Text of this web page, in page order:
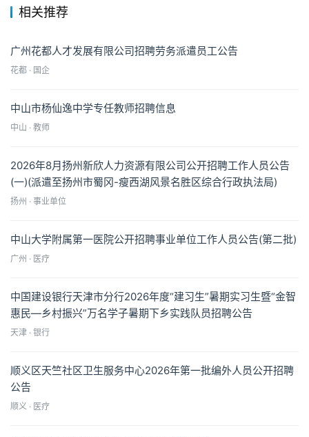
相关推荐
广州花都人才发展有限公司招聘劳务派遣员工公告
花都 · 国企
中山市杨仙逸中学专任教师招聘信息
中山 · 教师
2026年8月扬州新欣人力资源有限公司公开招聘工作人员公告
(一)(派遣至扬州市蜀冈-瘦西湖风景名胜区综合行政执法局)
扬州 · 事业单位
中山大学附属第一医院公开招聘事业单位工作人员公告(第二批)
广州 · 医疗
中国建设银行天津市分行2026年度“建习生”暑期实习生暨“金智
惠民—乡村振兴”万名学子暑期下乡实践队员招聘公告
天津 · 银行
顺义区天竺社区卫生服务中心2026年第一批编外人员公开招聘
公告
顺义 · 医疗